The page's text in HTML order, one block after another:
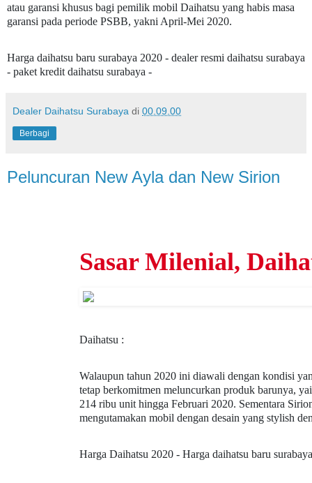
atau garansi khusus bagi pemilik mobil Daihatsu yang habis masa
garansi pada periode PSBB, yakni April-Mei 2020.
Harga daihatsu baru surabaya 2020 - dealer resmi daihatsu surabaya
- paket kredit daihatsu surabaya -
Dealer Daihatsu Surabaya di 00.09.00
Berbagi
Peluncuran New Ayla dan New Sirion
Sasar Milenial,
Daihatsu :
Walaupun tahun 2020 ini diawali dengan kondisi
tetap berkomitmen meluncurkan produk barunya,
214 ribu unit hingga Februari 2020. Sementara
mengutamakan mobil dengan desain yang stylish
Harga Daihatsu 2020 - Harga daihatsu baru